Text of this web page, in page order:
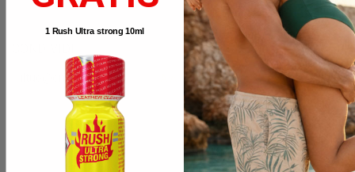
Avvisami quando disponibile
1 Rush Ultra strong 10ml